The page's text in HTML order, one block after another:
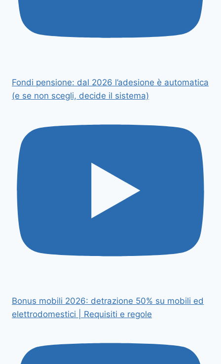
Fondi pensione: dal 2026 l’adesione è automatica
(e se non scegli, decide il sistema)
Bonus mobili 2026: detrazione 50% su mobili ed
elettrodomestici | Requisiti e regole